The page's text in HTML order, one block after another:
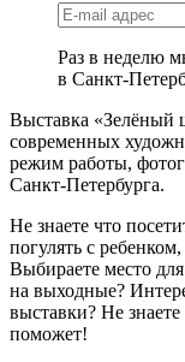
Раз в неделю
в Санкт-
Выставка «Зелёный
современных
режим работы,
Санкт-Петербурга.
Не знаете что
погулять с
Выбираете место
на выходные?
выставки? Не
поможет!